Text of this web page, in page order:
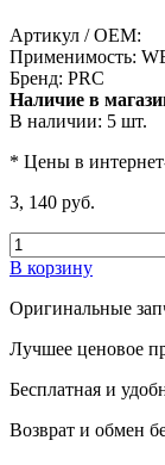
Артикул / OEM:
Применимость:
Бренд: PRC
Наличие в
В наличии: 5 шт.
* Цены в
3, 140 руб.
В корзину
Оригинальные
Лучшее ценовое
Бесплатная и
Возврат и обмен